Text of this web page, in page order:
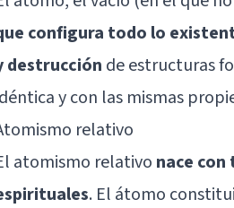
configura todo lo
destrucción de estructuras
y con las mismas
relativo
atomismo relativo nace
. El átomo